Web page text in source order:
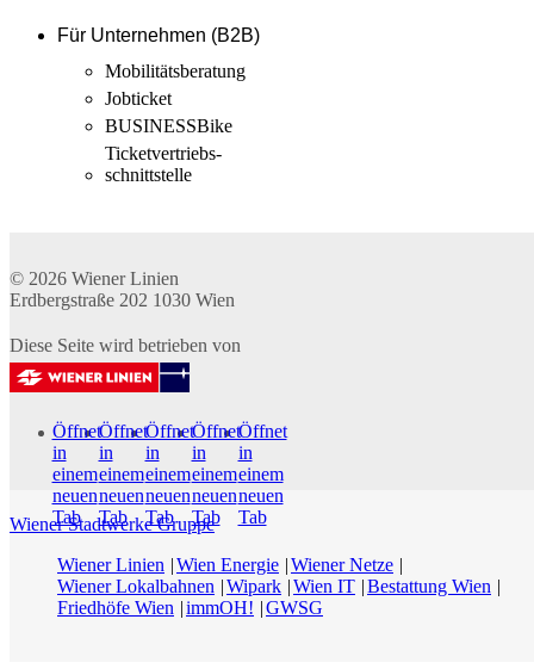
Für Unternehmen (B2B)
Mobilitäts­beratung
Jobticket
BUSINESSBike
Ticketvertriebs­
schnittstelle
© 2026 Wiener Linien
Erdbergstraße 202 1030 Wien
Diese Seite wird betrieben von
Öffnet
in
einem
neuen
Tab
Öffnet
in
einem
neuen
Tab
Öffnet
in
einem
neuen
Tab
Öffnet
in
einem
neuen
Tab
Öffnet
in
einem
neuen
Tab
Wiener Stadtwerke Gruppe
Wiener Linien
Wien Energie Wiener Netze
Wiener Lokalbahnen
Wipark Wien IT Bestattung Wien
Friedhöfe Wien
immOH! GWSG